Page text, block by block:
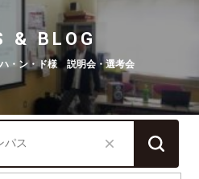
& BLOG
・ン・ド様 説明会・選考会